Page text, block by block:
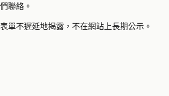
聯絡。
單不遲延地揭露，不在網站上長期公示。